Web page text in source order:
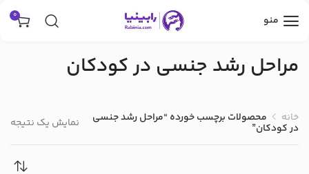
منو 0
مراحل رشد جنسی در کودکان
خانه محصولات برچسب خورده “مراحل رشد جنسی
در کودکان” نمایش یک نتیجه